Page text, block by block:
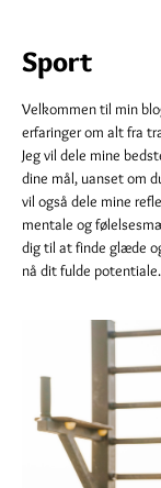
Sport
Velkommen til min
erfaringer om alt fra
Jeg vil dele mine
dine mål, uanset om
vil også dele mine
mentale og
dig til at finde glæde
nå dit fulde potentiale.